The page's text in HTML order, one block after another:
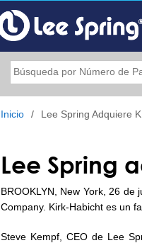
Buscar
Inicio Lee Spring Adquiere
Lee Spring
BROOKLYN, New York, 26
Company. Kirk-Habicht es un
Steve Kempf, CEO de Lee